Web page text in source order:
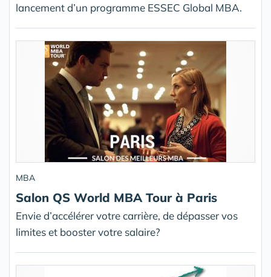
lancement d’un programme ESSEC Global MBA.
MBA
Salon QS World MBA Tour à Paris
Envie d’accélérer votre carrière, de dépasser vos
limites et booster votre salaire?